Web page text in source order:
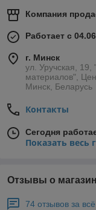
Компания
Работает с
г. Минск
ул. Уручская,
материалов",
Минск, Беларусь
Контакты
Сегодня
Показать весь
Отзывы о
74 отзывов за